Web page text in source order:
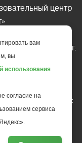
центр
Карелия, г.
д.10, офис 211
685-10-45
только c
центр
вам
вы
использования
согласие на
сервиса